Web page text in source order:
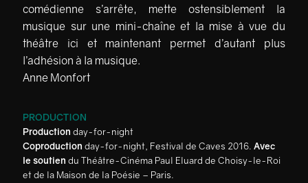
comédienne s’arrête, mette ostensiblement la
musique sur une mini-chaîne et la mise à vue du
théâtre ici et maintenant permet d’autant plus
l’adhésion à la musique.
Anne Monfort
PRODUCTION
Production day-for-night
Coproduction day-for-night, Festival de Caves 2016.Avec
le soutien du Théâtre-Cinéma Paul Eluard de Choisy-le-Roi
et de la Maison de la Poésie – Paris.